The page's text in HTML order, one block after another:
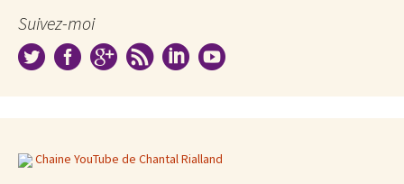
Suivez-moi
Chaine YouTube de Chantal Rialland